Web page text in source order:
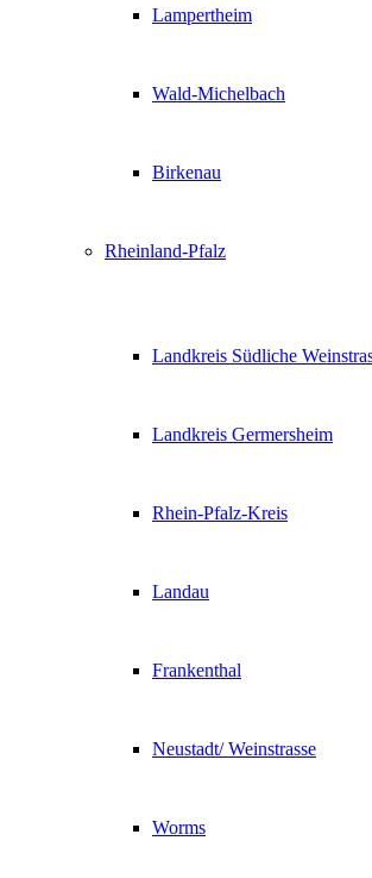
Lampertheim
Wald-Michelbach
Birkenau
Rheinland-Pfalz
Landkreis Südliche
Landkreis Germersheim
Rhein-Pfalz-Kreis
Landau
Frankenthal
Neustadt/ Weinstrasse
Worms